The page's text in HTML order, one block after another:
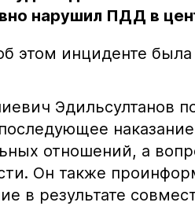
нарушил ПДД в
этом инциденте
Эдильсултанов
отношений, а
Он также
в результате